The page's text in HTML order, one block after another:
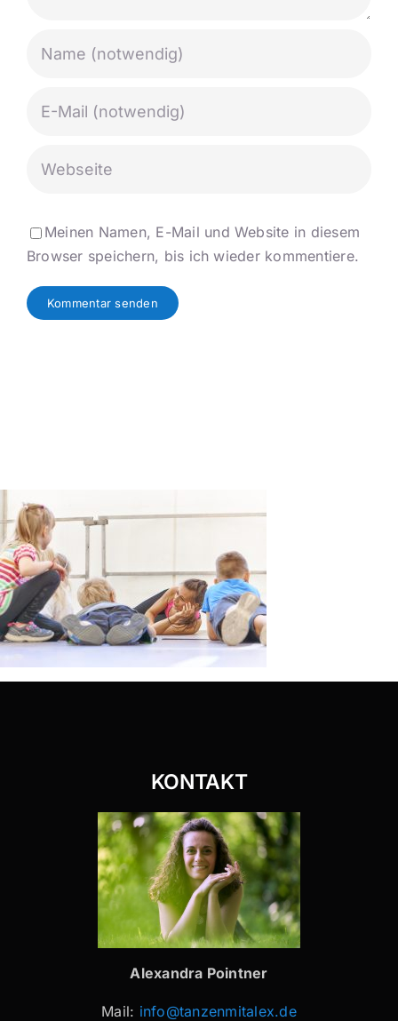
Meinen Namen, E-Mail und Website in diesem
Browser speichern, bis ich wieder kommentiere.
KONTAKT
Alexandra Pointner
Mail: info@tanzenmitalex.de